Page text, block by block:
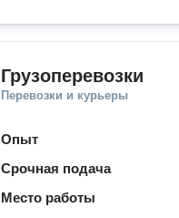
Грузоперевозки
Перевозки и курьеры
Опыт
Срочная подача
Место работы